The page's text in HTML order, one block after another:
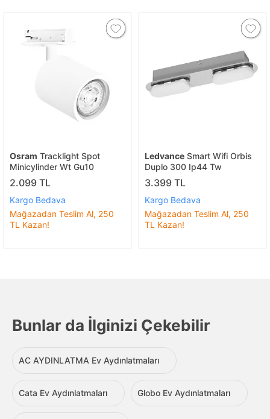
Osram Tracklight Spot
Minicylinder Wt Gu10
2.099 TL
Kargo Bedava
Mağazadan Teslim Al, 250
TL Kazan!
Ledvance Smart Wifi Orbis
Duplo 300 Ip44 Tw
3.399 TL
Kargo Bedava
Mağazadan Teslim Al, 250
TL Kazan!
Bunlar da İlginizi Çekebilir
AC AYDINLATMA Ev Aydınlatmaları
Cata Ev Aydınlatmaları Globo Ev Aydınlatmaları